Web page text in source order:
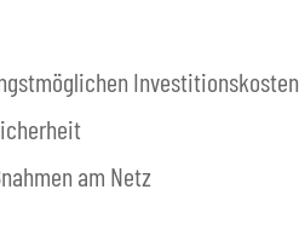
Investitionskosten
am Netz